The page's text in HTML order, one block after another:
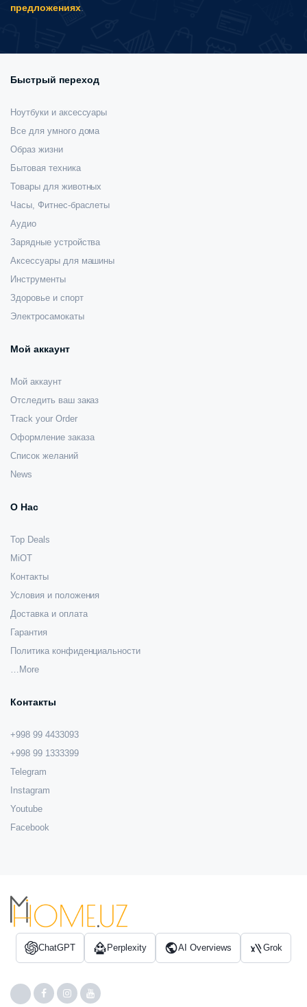
предложениях.
Быстрый переход
Ноутбуки и аксессуары
Все для умного дома
Образ жизни
Бытовая техника
Товары для животных
Часы, Фитнес-браслеты
Аудио
Зарядные устройства
Аксессуары для машины
Инструменты
Здоровье и спорт
Электросамокаты
Мой аккаунт
Мой аккаунт
Отследить ваш заказ
Track your Order
Оформление заказа
Список желаний
News
О Нас
Top Deals
MiOT
Контакты
Условия и положения
Доставка и оплата
Гарантия
Политика конфиденциальности
…More
Контакты
+998 99 4433093
+998 99 1333399
Telegram
Instagram
Youtube
Facebook
ChatGPT Perplexity AI Overviews Grok